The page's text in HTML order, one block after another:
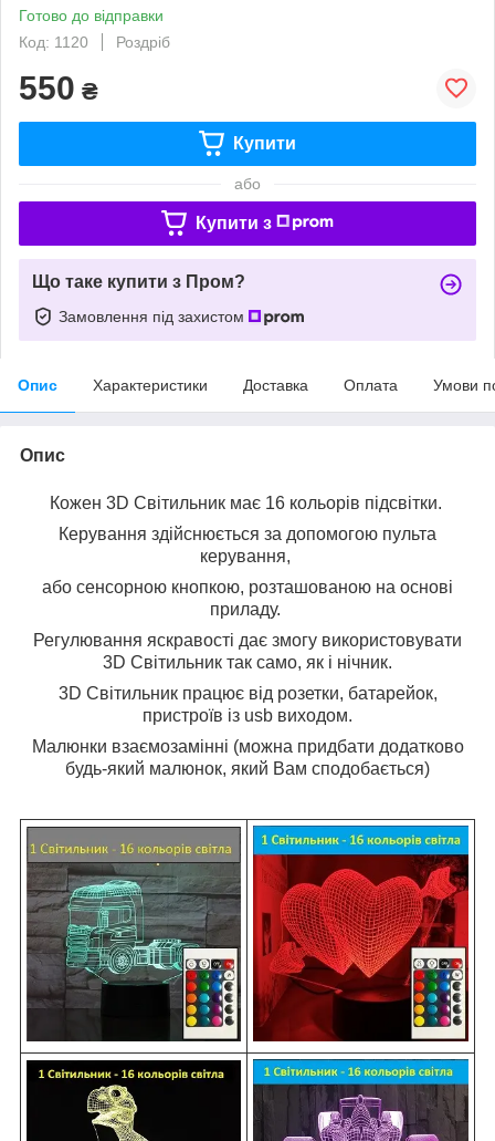
Готово до відправки
Код: 1120
Роздріб
550 ₴
Купити
або
Купити з
Що таке купити з Пром?
Замовлення під захистом
Опис Характеристики Доставка Оплата Умови
Опис
Кожен 3D Світильник має 16 кольорів підсвітки.
Керування здійснюється за допомогою пульта
керування,
або сенсорною кнопкою, розташованою на основі
приладу.
Регулювання яскравості дає змогу використовувати
3D Світильник так само, як і нічник.
3D Світильник працює від розетки, батарейок,
пристроїв із usb виходом.
Малюнки взаємозамінні (можна придбати додатково
будь-який малюнок, який Вам сподобається)